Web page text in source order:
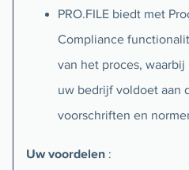
PRO.FILE biedt met
Compliance
van het proces,
uw bedrijf voldoet aan
voorschriften en
Uw voordelen :